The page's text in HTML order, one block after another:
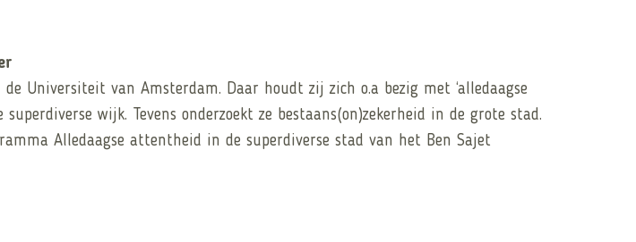
Universiteit van Amsterdam. Daar houdt zij zich o.a bezig met ‘alledaagse
wijk. Tevens onderzoekt ze bestaans(on)zekerheid in de grote stad.
Alledaagse attentheid in de superdiverse stad van het Ben Sajet